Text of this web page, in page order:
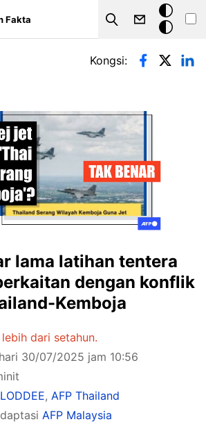
Fakta
Search
Mod
gelap
Kongsi:
lama latihan tentera
dengan konflik
Kemboja
dari setahun.
30/07/2025 jam 10:56
, AFP Thailand
AFP Malaysia